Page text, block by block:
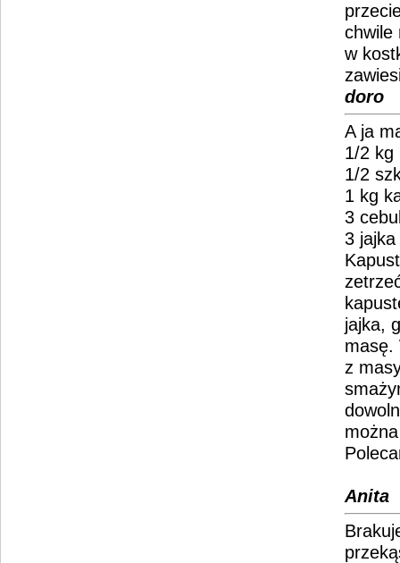
chwile
w
doro
A ja
1/2 kg
1/2
1 kg
3
3 jajka
jajka,
masę.
z
Anita